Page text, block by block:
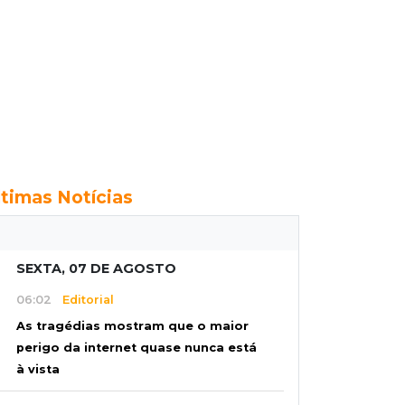
Notícias
SEXTA, 07 DE AGOSTO
06:02 Editorial
As tragédias mostram que o maior
perigo da internet quase nunca está
à vista